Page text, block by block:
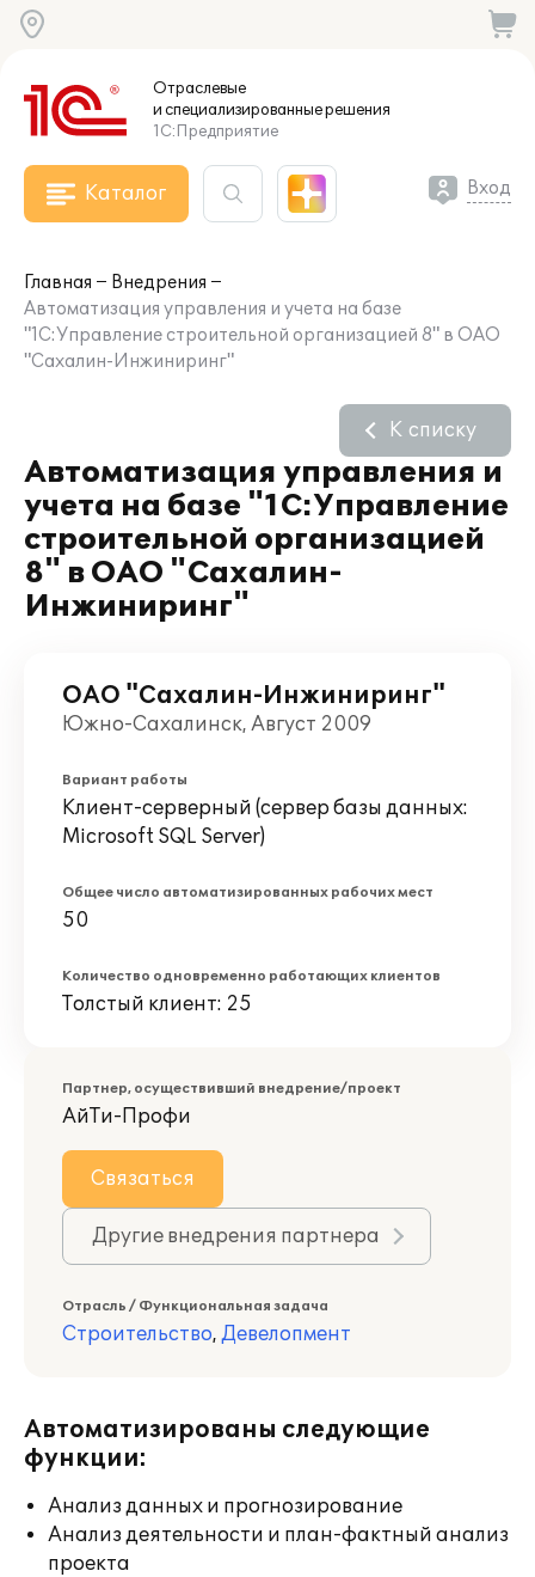
Отраслевые
и специализированныерешения
1С:Предприятие
Каталог Вход
Главная
Внедрения
Автоматизация управления и учета на базе
"1С:Управление строительной организацией 8" в ОАО
"Сахалин-Инжиниринг"
Автоматизация управления и
учета на базе "1С:Управление
строительной организацией
8" в ОАО "Сахалин-
Инжиниринг"
К списку
ОАО "Сахалин-Инжиниринг"
Южно-Сахалинск, Август 2009
Вариант работы
Клиент-серверный (сервер базы данных:
Microsoft SQL Server)
Общее число автоматизированных рабочих мест
50
Количество одновременно работающих клиентов
Толстый клиент: 25
Партнер, осуществивший внедрение/проект
АйТи-Профи
Связаться
Другие внедрения партнера
Отрасль / Функциональная задача
Строительство, Девелопмент
Автоматизированы следующие
функции:
Анализ данных и прогнозирование
Анализ деятельности и план-фактный анализ
проекта